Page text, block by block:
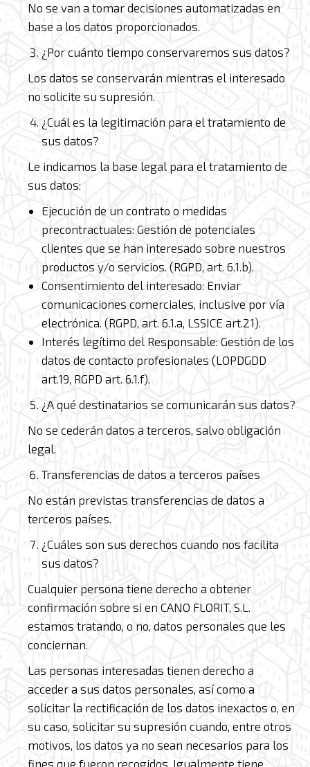
No se van a tomar decisiones automatizadas en
base a los datos proporcionados.
¿Por cuánto tiempo conservaremos sus datos?
Los datos se conservarán mientras el interesado
no solicite su supresión.
¿Cuál es la legitimación para el tratamiento de
sus datos?
Le indicamos la base legal para el tratamiento de
sus datos:
Ejecución de un contrato o medidas
precontractuales: Gestión de potenciales
clientes que se han interesado sobre nuestros
productos y/o servicios. (RGPD, art. 6.1.b).
Consentimiento del interesado: Enviar
comunicaciones comerciales, inclusive por vía
electrónica. (RGPD, art. 6.1.a, LSSICE art.21).
Interés legítimo del Responsable: Gestión de los
datos de contacto profesionales (LOPDGDD
art.19, RGPD art. 6.1.f).
¿A qué destinatarios se comunicarán sus datos?
No se cederán datos a terceros, salvo obligación
legal.
Transferencias de datos a terceros países
No están previstas transferencias de datos a
terceros países.
¿Cuáles son sus derechos cuando nos facilita
sus datos?
Cualquier persona tiene derecho a obtener
confirmación sobre si en CANO FLORIT, S.L.
estamos tratando, o no, datos personales que les
conciernan.
Las personas interesadas tienen derecho a
acceder a sus datos personales, así como a
solicitar la rectificación de los datos inexactos o, en
su caso, solicitar su supresión cuando, entre otros
motivos, los datos ya no sean necesarios para los
fines que fueron recogidos. Igualmente tiene